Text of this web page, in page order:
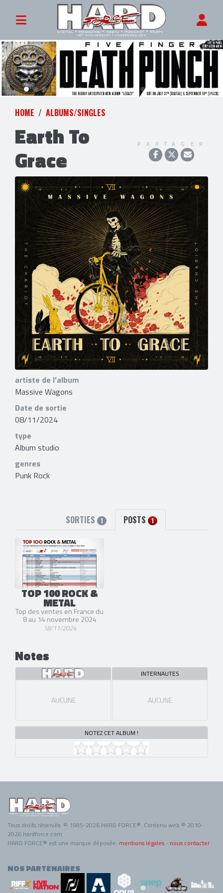
HOME ALBUMS/SINGLES
Earth To
Grace
PARTAGER
artiste de l'album
Massive Wagons
Date de sortie
08/11/2024
type
Album studio
genres
Punk Rock
SORTIES 1 POSTS 1
TOP 100 ROCK &
METAL
Top des ventes en France du
8 au 14 novembre 2024
18/11/2024
Notes
AUCUNE
INTERNAUTES
AUCUNE
NOTEZ CET ALBUM !
Tous droits réservés. © 1985-2026 HARD FORCE®. Contenu web © 2010-
2026 hardforce.com
HARD FORCE® est une marque déposée. mentions légales - nous contacter
NOS PARTENAIRES